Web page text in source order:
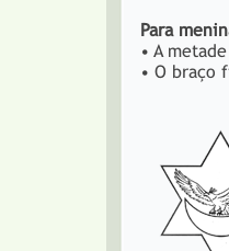
Para
• A
• O braço